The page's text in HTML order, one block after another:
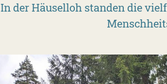
In der Häuselloh standen die